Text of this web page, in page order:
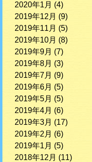
2020年1月 (4)
2019年12月 (9)
2019年11月 (5)
2019年10月 (8)
2019年9月 (7)
2019年8月 (3)
2019年7月 (9)
2019年6月 (5)
2019年5月 (5)
2019年4月 (6)
2019年3月 (17)
2019年2月 (6)
2019年1月 (5)
2018年12月 (11)